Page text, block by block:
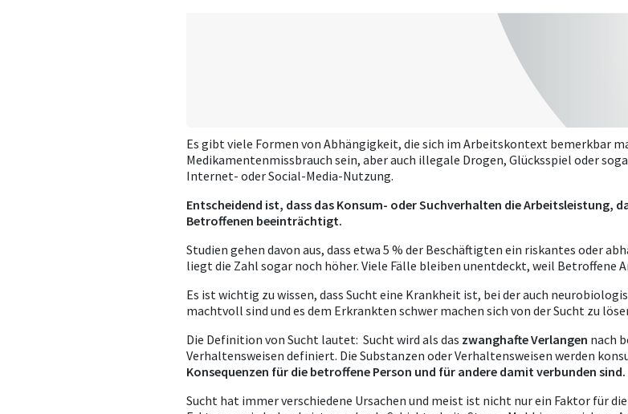
Es gibtviele Formen von Abhängigkeit, die sich im Arbeitskontext bemerkbar
Medikamentenmissbrauch sein, aber auch illegale Drogen, Glücksspiel oder
Internet- oder Social-Media-Nutzung.
Entscheidend ist, dass das Konsum- oder Suchverhalten die Arbeitsleistung,
Betroffenen beeinträchtigt.
Studien gehen davon aus, dass etwa 5 % der Beschäftigten ein riskantes oder
liegt die Zahl sogar noch höher. Viele Fälle bleiben unentdeckt, weil Betroffene
Es ist wichtig zu wissen, dass Sucht eine Krankheit ist, bei der auch
machtvoll sind und es dem Erkrankten schwer machen sich von der Sucht zu
Die Definition von Sucht lautet: Sucht wird als das zwanghafte Verlangen nach
Verhaltensweisen definiert. Die Substanzen oder Verhaltensweisen werden
Konsequenzen für die betroffene Person und für andere damit verbunden sind.
Sucht hat immerverschiedene Ursachen und meist ist nicht nur ein Faktor für